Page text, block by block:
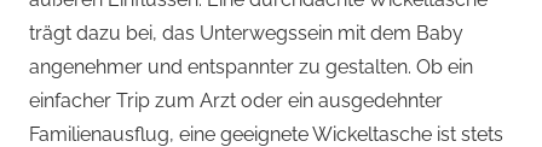
trägt dazu bei, das Unterwegssein mit dem Baby
angenehmer und entspannter zu gestalten. Ob ein
einfacher Trip zum Arzt oder ein ausgedehnter
Familienausflug, eine geeignete Wickeltasche ist stets